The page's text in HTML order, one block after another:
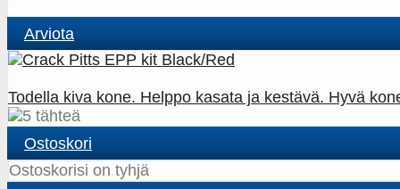
Arviota
Todella kiva kone. Helppo kasata ja kestävä. Hyvä
Ostoskori
Ostoskorisi on tyhjä